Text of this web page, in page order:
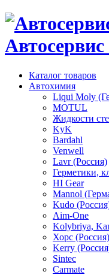
Каталог товаров
Автохимия
Liqui Moly
MOTUL
Жидкости
KyK
Bardahl
Venwell
Lavr (Россия)
Герметики,
HI Gear
Mannol
Kudo
Aim-One
Kolybriya,
Хорс (Россия)
Kerry
Sintec
Carmate